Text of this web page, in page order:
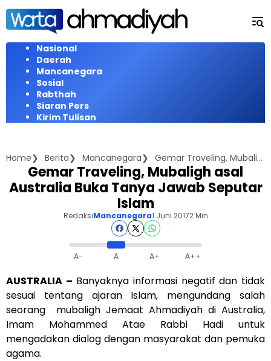
Langsung
konten
Nasional
Daerah
Mancanegara
Sosial
Rabthah
Siaran Pers
Kirim Tulisan
Home Berita Mancanegara Gemar Traveling, Mubaligh asal Australia Buka Tanya Jawab Seputar Islam
Gemar Traveling, Mubaligh asal
Australia Buka Tanya Jawab Seputar
Islam
RedaksiMancanegara1 Juni 20172 Min
A- A A+ A++
AUSTRALIA – Banyaknya informasi negatif dan tidak
sesuai tentang ajaran Islam, mengundang salah
seorang mubaligh Jemaat Ahmadiyah di Australia,
Imam Mohammed Atae Rabbi Hadi untuk
mengadakan dialog dengan masyarakat dan pemuka
agama.